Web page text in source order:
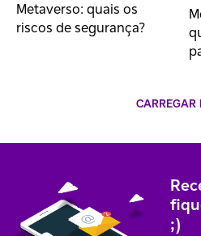
Metaverso: quais os
riscos de segurança?
CARREGAR
;)